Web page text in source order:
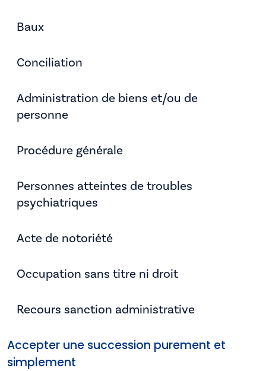
Baux
Conciliation
Administration de biens et/ou de
personne
Procédure générale
Personnes atteintes de troubles
psychiatriques
Acte de notoriété
Occupation sans titre ni droit
Recours sanction administrative
Accepter une succession purement et
simplement